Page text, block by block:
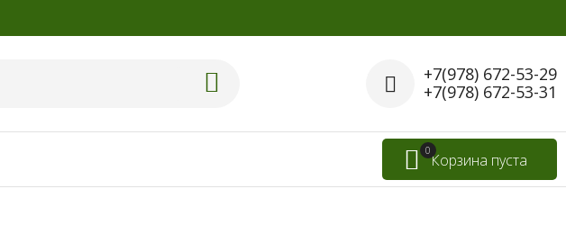
+7(978) 672-53-29
+7(978) 672-53-31
Корзина пуста
0